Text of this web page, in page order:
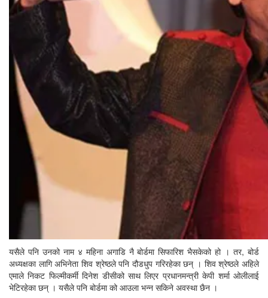
यसैले पनि उनको नाम ४ महिना अगाडि नै बोर्डमा सिफारिश भैसकेको हो । तर, बोर्ड
अध्यक्षका लागि अभिनेता शिव श्रेष्ठले पनि दौडधुप गरिरहेका छन् । शिव श्रेष्ठले अहिले
एमाले निकट फिल्मीकर्मी दिनेश डीसीको साथ लिएर प्रधानमन्त्री केपी शर्मा ओलीलाई
भेटिरहेका छन् । यसैले पनि बोर्डमा को आउला भन्न सकिने अवस्था छैन ।